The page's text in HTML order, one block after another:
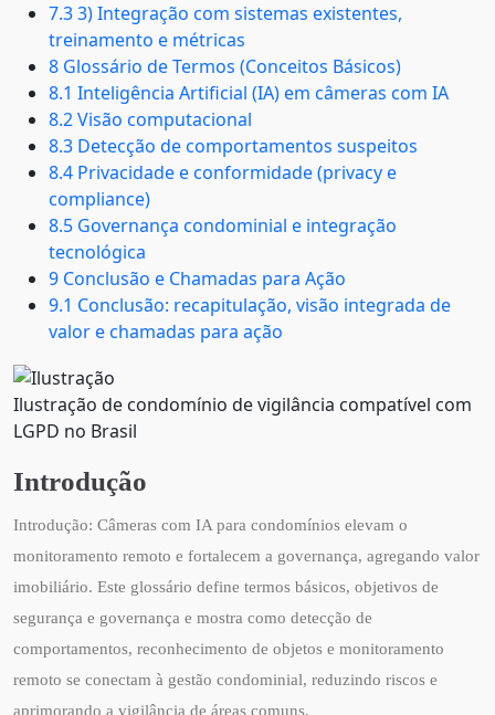
7.3 3) Integração com sistemas existentes,
treinamento e métricas
8 Glossário de Termos (Conceitos Básicos)
8.1 Inteligência Artificial (IA) em câmeras com IA
8.2 Visão computacional
8.3 Detecção de comportamentos suspeitos
8.4 Privacidade e conformidade (privacy e
compliance)
8.5 Governança condominial e integração
tecnológica
9 Conclusão e Chamadas para Ação
9.1 Conclusão: recapitulação, visão integrada de
valor e chamadas para ação
Ilustração de condomínio de vigilância compatível com
LGPD no Brasil
Introdução
Introdução: Câmeras com IA para condomínios elevam o
monitoramento remoto e fortalecem a governança, agregando valor
imobiliário. Este glossário define termos básicos, objetivos de
segurança e governança e mostra como detecção de
comportamentos, reconhecimento de objetos e monitoramento
remoto se conectam à gestão condominial, reduzindo riscos e
aprimorando a vigilância de áreas comuns.